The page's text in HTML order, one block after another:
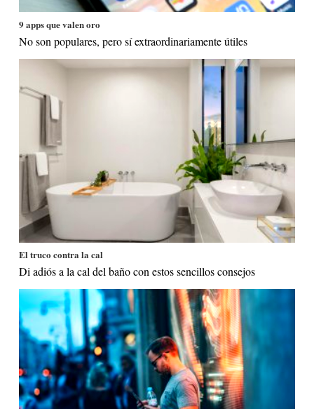
9 apps que valen oro
No son populares, pero sí extraordinariamente útiles
El truco contra la cal
Di adiós a la cal del baño con estos sencillos consejos